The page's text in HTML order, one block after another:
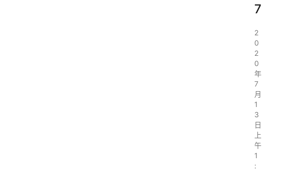
7
2
0
2
0
年
7
月
1
3
日
上
午
1
: